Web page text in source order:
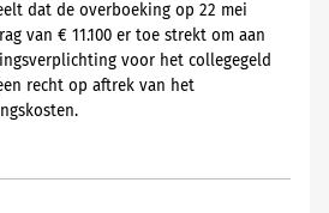
dat de overboeking op 22 mei
van € 11.100 er toe strekt om aan
voor het collegegeld
recht op aftrek van het